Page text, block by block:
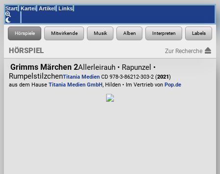
Start Kartei Artikel Links
HÖRSPIEL Zur Recherche
Grimms Märchen 2Allerleirauh • Rapunzel •
RumpelstilzchenTitania Medien CD 978-3-86212-303-2 (2021)
aus dem Hause Titania Medien GmbH, Hilden • Im Vertrieb von Pop.de